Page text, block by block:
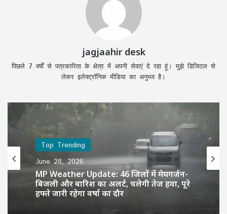
jagjaahir desk
पिछले 7 वर्षों से पत्रकारिता के क्षेत्र में अपनी सेवाएं दे रहा हूं। मुझे डिजिटल से
लेकर इलेक्ट्रॉनिक मीडिया का अनुभव है।
Top Trending
June 28, 2026
MP Weather Update: 46 जिलों में मेघगर्जन-
बिजली और बारिश का अलर्ट, चलेगी तेज हवा, पूरे
हफ्ते जारी रहेगा वर्षा का दौर